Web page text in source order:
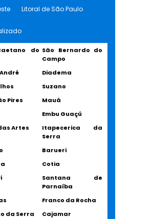
Litoral de São Paulo
do São Bernardo do
Campo
Diadema
Suzano
Pires
Mauá
Embu Guaçú
Artes
Itapecerica da
Serra
Barueri
Cotia
Santana de
Parnaíba
Franco da Rocha
da Serra
Cajamar